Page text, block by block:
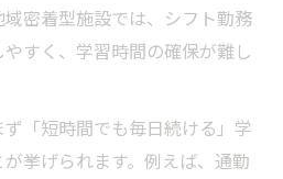
密着型施設では、シフト勤務
すく、学習時間の確保が難し
「短時間でも毎日続ける」学
挙げられます。例えば、通勤